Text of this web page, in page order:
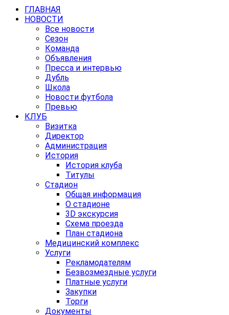
ГЛАВНАЯ
НОВОСТИ
Все новости
Сезон
Команда
Объявления
Пресса и интервью
Дубль
Школа
Новости футбола
Превью
КЛУБ
Визитка
Директор
Администрация
История
История клуба
Титулы
Стадион
Общая информация
О стадионе
3D экскурсия
Схема проезда
План стадиона
Медицинский комплекс
Услуги
Рекламодателям
Безвозмездные услуги
Платные услуги
Закупки
Торги
Документы